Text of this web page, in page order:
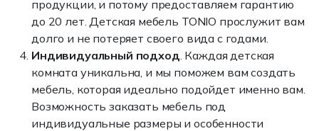
продукции, и потому предоставляем гарантию
до 20 лет. Детская мебель TONIO прослужит вам
долго и не потеряет своего вида с годами.
Индивидуальный подход. Каждая детская
комната уникальна, и мы поможем вам создать
мебель, которая идеально подойдет именно вам.
Возможность заказать мебель под
индивидуальные размеры и особенности